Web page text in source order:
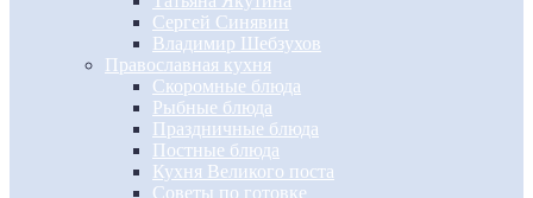
Сергей Синявин
Владимир Шебзухов
Православная кухня
Скоромные блюда
Рыбные блюда
Праздничные блюда
Постные блюда
Кухня Великого поста
Советы по готовке